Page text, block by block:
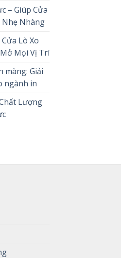
– Giúp Cửa
Nhàng
Lò Xo
Mọi Vị Trí
màng: Giải
ngành in
Lượng